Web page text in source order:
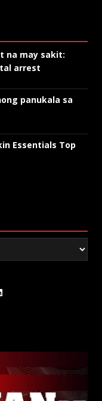
na may sakit:
arrest
panukala sa
Essentials Top